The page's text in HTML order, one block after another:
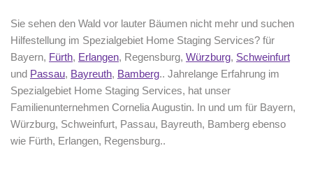
Sie sehen den Wald vor lauter Bäumen nicht mehr und suchen
Hilfestellung im Spezialgebiet Home Staging Services? für
Bayern, Fürth, Erlangen, Regensburg, Würzburg, Schweinfurt
und Passau, Bayreuth, Bamberg.. Jahrelange Erfahrung im
Spezialgebiet Home Staging Services, hat unser
Familienunternehmen Cornelia Augustin. In und um für Bayern,
Würzburg, Schweinfurt, Passau, Bayreuth, Bamberg ebenso
wie Fürth, Erlangen, Regensburg..